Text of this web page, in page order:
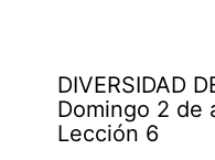
DIVERSIDAD
Domingo 2 de
Lección 6